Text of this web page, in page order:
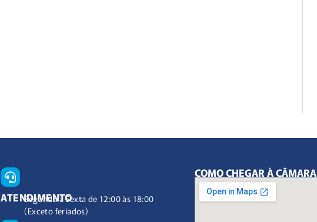
ATENDIMENTO
Segunda à Sexta de 12:00 às 18:00
(Exceto feriados)
COMO CHEGAR À CÂMARA